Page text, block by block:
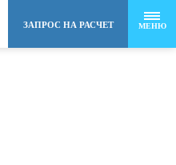
МЕНЮ
ЗАПРОС НА РАСЧЕТ